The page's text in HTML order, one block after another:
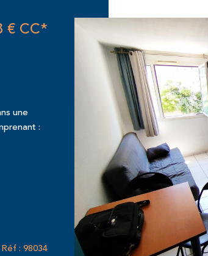
€ CC*
une
:
Réf : 98034